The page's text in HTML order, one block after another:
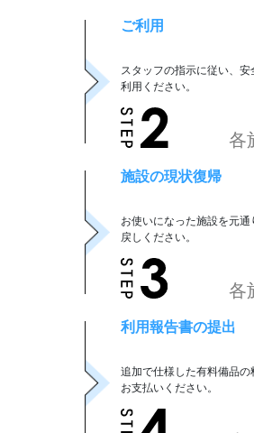
ご利用
スタッフの指示に従い、安
利用ください。
各
施設の現状復帰
お使いになった施設を元通
戻しください。
各
利用報告書の提出
追加で仕様した有料備品の
お支払いください。